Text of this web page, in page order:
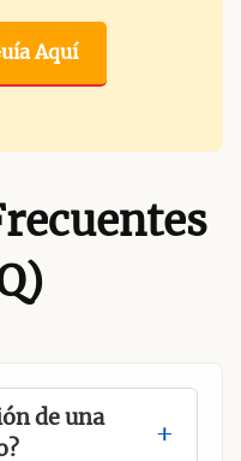
Aquí
de una